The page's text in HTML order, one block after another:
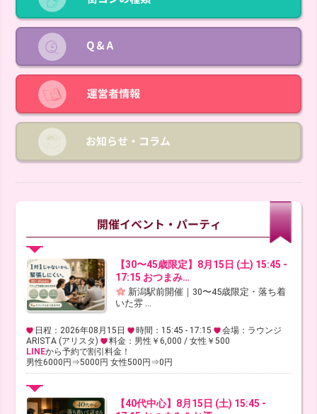
【30〜45歳限定】8月15日 (土) 15:45 -
17:15 おつまみ…
新潟駅前開催｜30〜45歳限定・落ち着
いた雰 ...
日程：2026年08月15日 時間：15:45 - 17:15
会場：ラウンジ
ARISTA (アリスタ)
料金：男性￥6,000 / 女性￥500
LINEから予約で割引料金！
男性6000円⇒5000円 女性500円⇒0円
【40代中心】8月15日 (土) 15:45 -